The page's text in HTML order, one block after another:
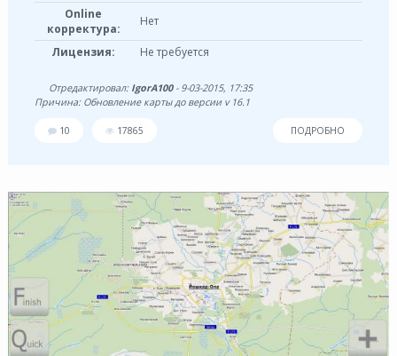
Online
корректура:
Нет
Лицензия: Не требуется
Отредактировал: IgorA100- 9-03-2015, 17:35
Причина: Обновление карты до версии v 16.1
10 17865 ПОДРОБНО